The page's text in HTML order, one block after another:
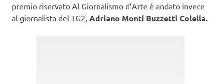
premio riservato Al Giornalismo d’Arte è andato invece
al giornalista del TG2, Adriano Monti Buzzetti Colella.